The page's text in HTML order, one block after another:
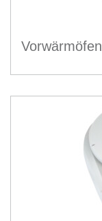
Vorwärmöfen